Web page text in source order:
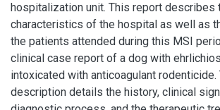
hospitalization unit. This report describes
characteristics of the hospital as well as
the patients attended during this MSI
clinical case report of a dog with
intoxicated with anticoagulant rodenticide.
description details the history, clinical